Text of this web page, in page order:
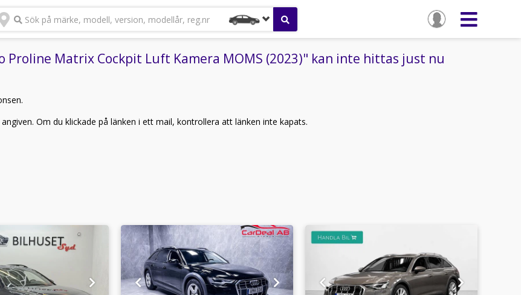
Sök på märke, modell, version, modellår, reg.nr
Proline Matrix Cockpit Luft Kamera MOMS (2023)" kan inte hittas just nu
Om du klickade på länken i ett mail, kontrollera att länken inte kapats.